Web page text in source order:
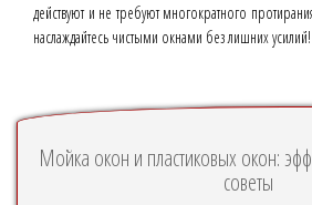
действуют и не требуют многократного
наслаждайтесь чистыми окнами без лишних усилий!
Мойка окон и пластиковых окон:
советы